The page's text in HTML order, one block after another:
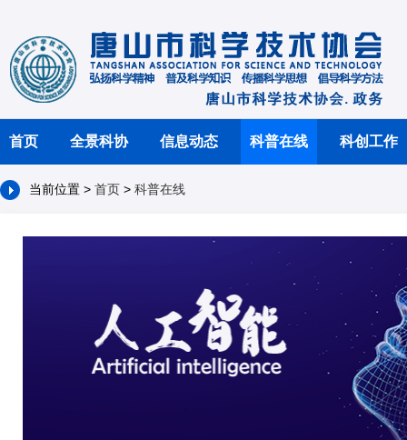
首页 全景科协 信息动态 科普在线 科创工作
当前位置 > 首页 > 科普在线